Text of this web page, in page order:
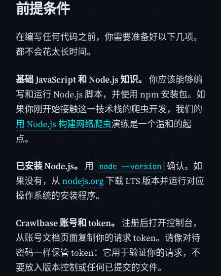
前提条件
在编写任何代码之前，你需要准备好以下几项。
都不会花太长时间。
基础 JavaScript 和 Node.js 知识。 你应该能够编
写和运行 Node.js 脚本，并使用 npm 安装包。如
果你刚开始接触这一技术栈的爬虫开发，我们的
用 Node.js 构建网络爬虫演练是一个温和的起
点。
已安装 Node.js。 用 node --version 确认。如
果没有，从 nodejs.org 下载 LTS 版本并运行对应
操作系统的安装程序。
Crawlbase 账号和 token。
注册后打开控制台，
从账号文档页面复制你的请求 token。请像对待
密码一样保管 token：它用于验证你的请求，不
要放入版本控制或任何已提交的文件。